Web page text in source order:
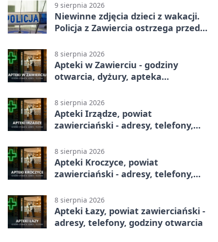
9 sierpnia 2026
Niewinne zdjęcia dzieci z wakacji.
Policja z Zawiercia ostrzega przed
8 sierpnia 2026
Apteki w Zawierciu - godziny
otwarcia, dyżury, apteka
8 sierpnia 2026
Apteki Irządze, powiat
zawierciański - adresy, telefony,
8 sierpnia 2026
Apteki Kroczyce, powiat
zawierciański - adresy, telefony,
8 sierpnia 2026
Apteki Łazy, powiat zawierciański -
adresy, telefony, godziny otwarcia